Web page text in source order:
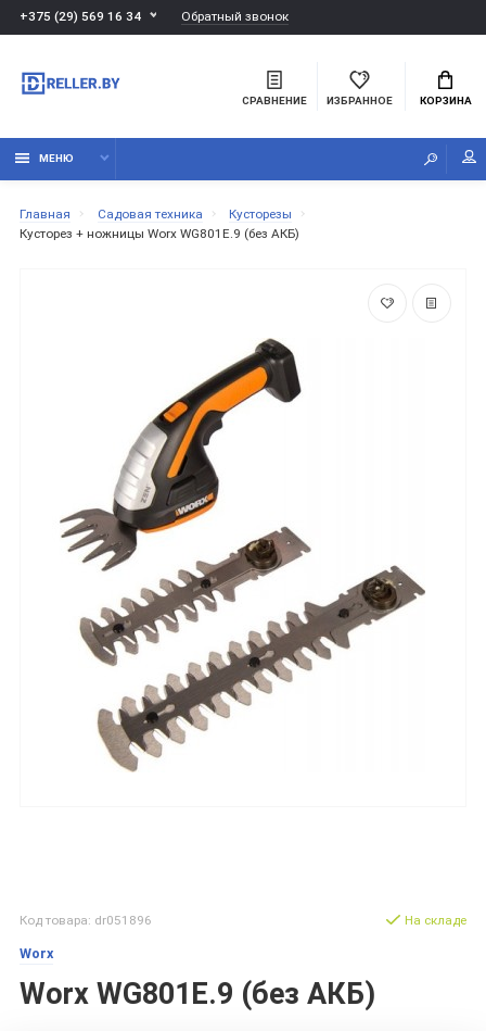
+375 (29) 569 16 34 Обратный звонок
СРАВНЕНИЕ ИЗБРАННОЕ КОРЗИНА
МЕНЮ
Главная Садовая техника
Кусторезы
Кусторез + ножницы Worx WG801E.9 (без АКБ)
Код товара: dr051896
Worx
Worx WG801E.9 (без АКБ)
На складе